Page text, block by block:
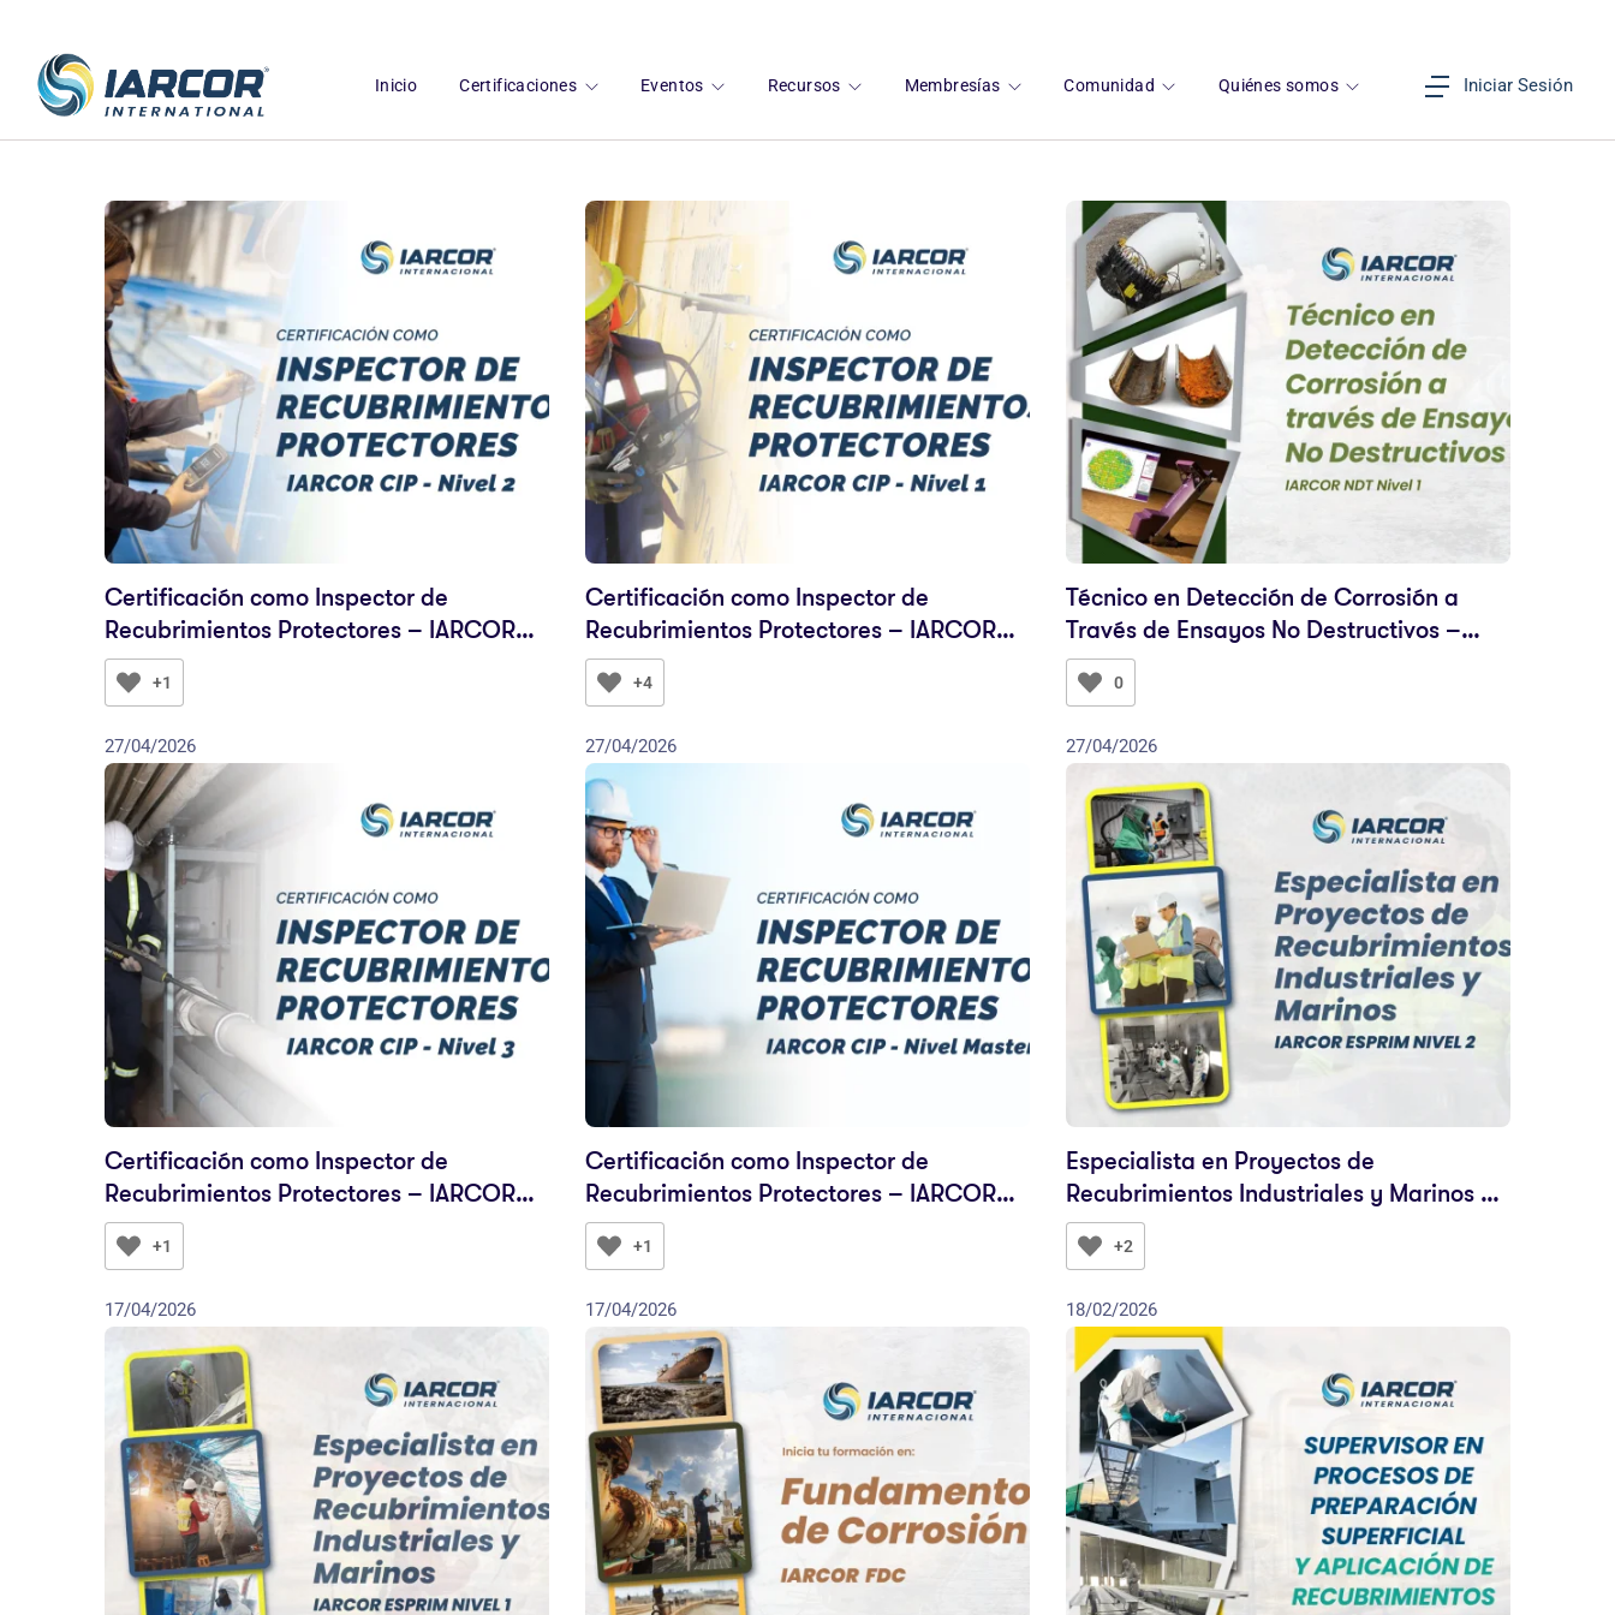
Inicio Certificaciones Eventos Recursos Membresías Comunidad Quiénes somos Iniciar Sesión
Certificación como Inspector de
Recubrimientos Protectores – IARCOR
CIP Nivel 2
+1
27/04/2026
Certificación como Inspector de
Recubrimientos Protectores – IARCOR
CIP Nivel 1
+4
27/04/2026
Técnico en Detección de Corrosión a
Través de Ensayos No Destructivos –
IARCOR NDT NIVEL 1
0
27/04/2026
Certificación como Inspector de
Recubrimientos Protectores – IARCOR
CIP Nivel 3
+1
17/04/2026
Certificación como Inspector de
Recubrimientos Protectores – IARCOR
CIP Nivel Master
+1
17/04/2026
Especialista en Proyectos de
Recubrimientos Industriales y Marinos –
IARCOR ESPRIM NIVEL 2
+2
18/02/2026